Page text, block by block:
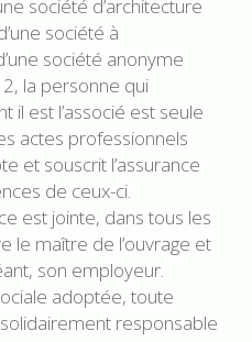
société d’architecture
société à
société anonyme
la personne qui
il est l’associé est seule
actes professionnels
et souscrit l’assurance
de ceux-ci.
est jointe, dans tous les
le maître de l’ouvrage et
son employeur.
adoptée, toute
responsable